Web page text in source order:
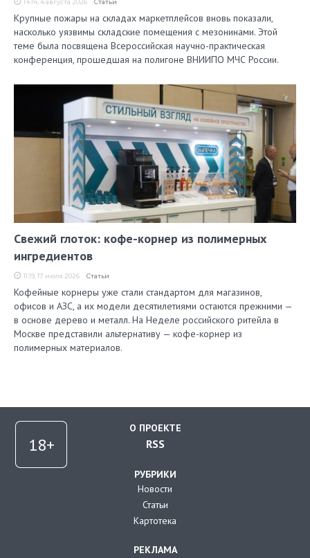
14:14, 4 августа 2026 Статьи
Крупные пожары на складах маркетплейсов вновь показали,
насколько уязвимы складские помещения с мезонинами. Этой
теме была посвящена Всероссийская научно-практическая
конференция, прошедшая на полигоне ВНИИПО МЧС России.
Свежий глоток: кофе-корнер из полимерных
ингредиентов
11:19, 17 июля 2026 Статьи
Кофейные корнеры уже стали стандартом для магазинов,
офисов и АЗС, а их модели десятилетиями остаются прежними —
в основе дерево и металл. На Неделе российского ритейла в
Москве представили альтернативу — кофе-корнер из
полимерных материалов.
О ПРОЕКТЕ
RSS
РУБРИКИ
Новости
Статьи
Картотека
РЕКЛАМА